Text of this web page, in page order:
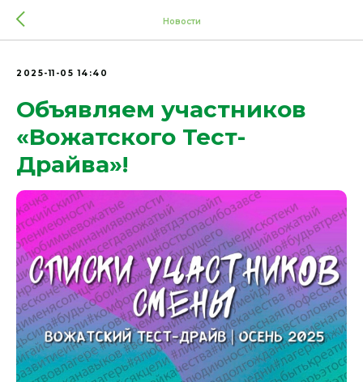
Новости
2025-11-05 14:40
Объявляем участников
«Вожатского Тест-
Драйва»!